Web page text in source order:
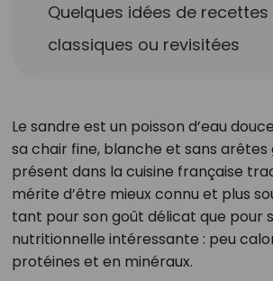
Quelques idées de recettes
classiques ou revisitées
Le sandre est un poisson d’eau
sa chair fine, blanche et sans arêtes
présent dans la cuisine française
mérite d’être mieux connu et plus
tant pour son goût délicat que pour
nutritionnelle intéressante : peu
protéines et en minéraux.